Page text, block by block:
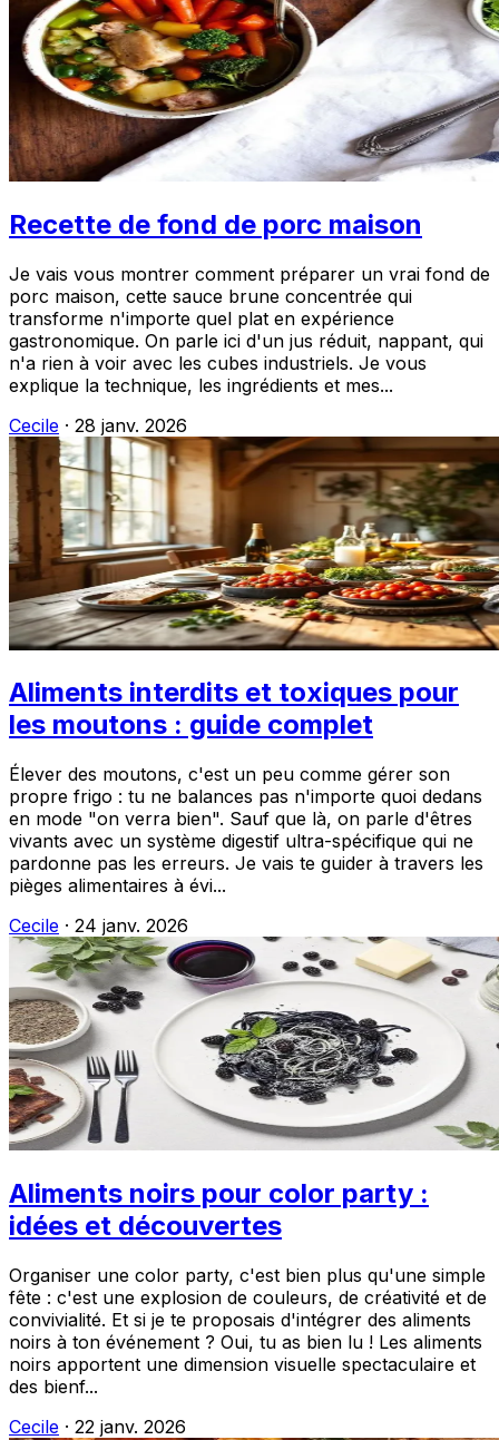
Recette de fond de porc maison
Je vais vous montrer comment préparer un vrai fond de
porc maison, cette sauce brune concentrée qui
transforme n'importe quel plat en expérience
gastronomique. On parle ici d'un jus réduit, nappant, qui
n'a rien à voir avec les cubes industriels. Je vous
explique la technique, les ingrédients et mes...
Cecile · 28 janv. 2026
Aliments interdits et toxiques pour
les moutons : guide complet
Élever des moutons, c'est un peu comme gérer son
propre frigo : tu ne balances pas n'importe quoi dedans
en mode "on verra bien". Sauf que là, on parle d'êtres
vivants avec un système digestif ultra-spécifique qui ne
pardonne pas les erreurs. Je vais te guider à travers les
pièges alimentaires à évi...
Cecile · 24 janv. 2026
Aliments noirs pour color party :
idées et découvertes
Organiser une color party, c'est bien plus qu'une simple
fête : c'est une explosion de couleurs, de créativité et de
convivialité. Et si je te proposais d'intégrer des aliments
noirs à ton événement ? Oui, tu as bien lu ! Les aliments
noirs apportent une dimension visuelle spectaculaire et
des bienf...
Cecile · 22 janv. 2026